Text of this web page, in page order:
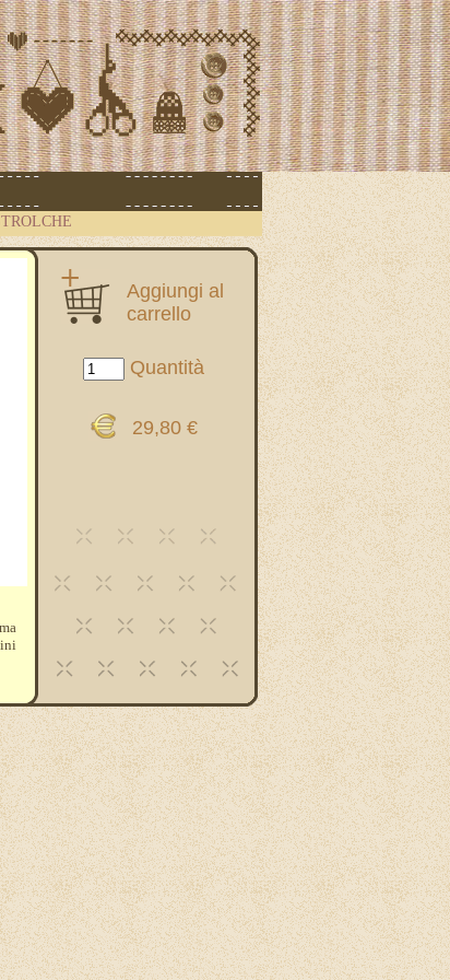
Aggiungi al
carrello
Quantità
29,80 €